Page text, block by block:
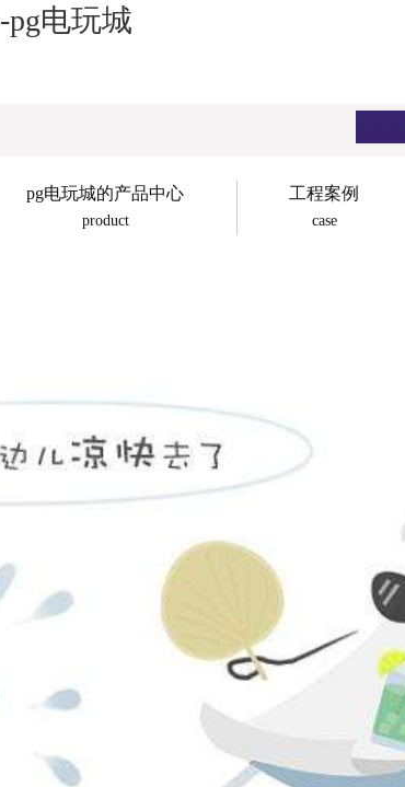
电玩城
pg电玩城的产品中心
product
工程案例
case